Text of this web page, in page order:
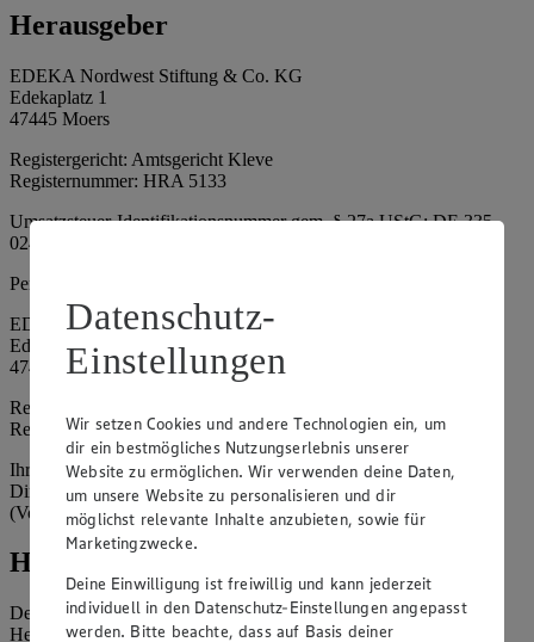
Herausgeber
EDEKA Nordwest Stiftung & Co. KG
Edekaplatz 1
47445 Moers
Registergericht: Amtsgericht Kleve
Registernummer: HRA 5133
Umsatzsteuer-Identifikationsnummer gem. § 27a UStG: DE 335
024 695
Persönlich haftende Gesellschafterin:
EDEKA Nordwest Handelsstiftung e. K.
Edekaplatz 1
47445 Moers
Registergericht: Amtsgericht Kleve
Registernummer: HRA 5132
Ihrerseits vertreten durch: Frank Breuer (Vorstandsvorsitzender),
Dirk Neuhaus (Vorstandsvorsitzender), Peter Wagener
(Vorstandsvorsitzender)
Hinweise
Der Inhalt dieser Website ist urheberrechtlich geschützt. Der
Herausgeber gewährt Ihnen jedoch das Recht, den auf dieser
Datenschutz-
Einstellungen
Wir setzen Cookies und andere Technologien ein, um
dir ein bestmögliches Nutzungserlebnis unserer
Website zu ermöglichen. Wir verwenden deine Daten,
um unsere Website zu personalisieren und dir
möglichst relevante Inhalte anzubieten, sowie für
Marketingzwecke.
Deine Einwilligung ist freiwillig und kann jederzeit
individuell in den Datenschutz-Einstellungen angepasst
werden. Bitte beachte, dass auf Basis deiner